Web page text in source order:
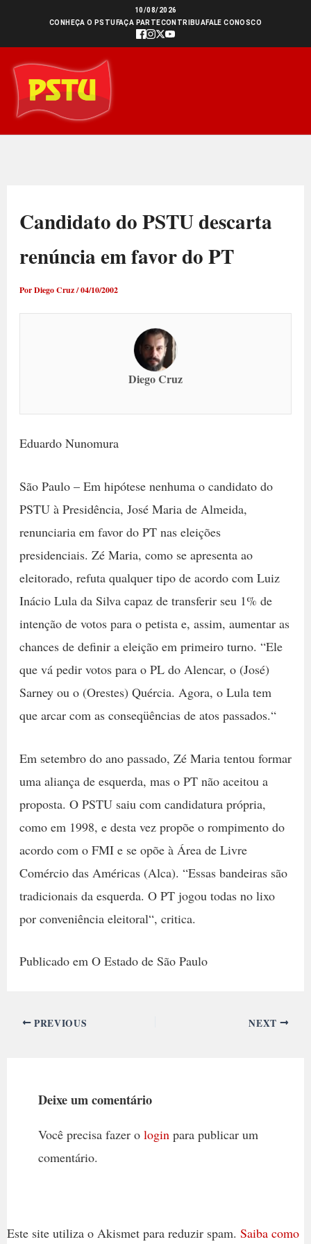
conteúdo
10/08/2026
CONHEÇA O PSTU FAÇA PARTECONTRIBUAFALE CONOSCO
Candidato do PSTU descarta
renúncia em favor do PT
PorDiego Cruz/04/10/2002
Diego Cruz
Eduardo Nunomura
São Paulo – Em hipótese nenhuma o candidato do
PSTU à Presidência, José Maria de Almeida,
renunciaria em favor do PT nas eleições
presidenciais. Zé Maria, como se apresenta ao
eleitorado, refuta qualquer tipo de acordo com Luiz
Inácio Lula da Silva capaz de transferir seu 1% de
intenção de votos para o petista e, assim, aumentar as
chances de definir a eleição em primeiro turno. “Ele
que vá pedir votos para o PL do Alencar, o (José)
Sarney ou o (Orestes) Quércia. Agora, o Lula tem
que arcar com as conseqüências de atos passados.“
Em setembro do ano passado, Zé Maria tentou formar
uma aliança de esquerda, mas o PT não aceitou a
proposta. O PSTU saiu com candidatura própria,
como em 1998, e desta vez propõe o rompimento do
acordo com o FMI e se opõe à Área de Livre
Comércio das Américas (Alca). “Essas bandeiras são
tradicionais da esquerda. O PT jogou todas no lixo
por conveniência eleitoral“, critica.
Publicado em O Estado de São Paulo
PREVIOUS NEXT
Deixe um comentário
Você precisa fazer o login para publicar um
comentário.
Este site utiliza o Akismet para reduzir spam. Saiba como